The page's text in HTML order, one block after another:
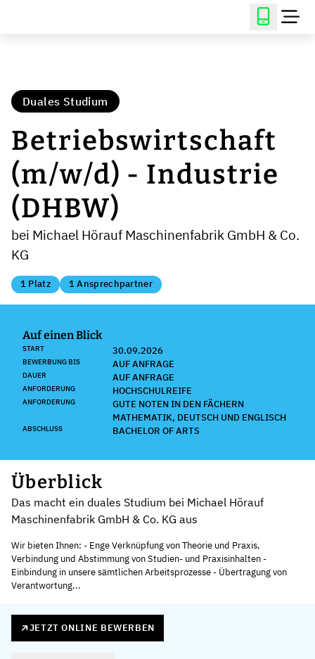
Duales Studium
Betriebswirtschaft
(m/w/d) - Industrie
(DHBW)
bei Michael Hörauf Maschinenfabrik GmbH & Co.
KG
1 Platz 1 Ansprechpartner
Auf einen Blick
START 30.09.2026
BEWERBUNG BIS AUF ANFRAGE
DAUER AUF ANFRAGE
ANFORDERUNG HOCHSCHULREIFE
ANFORDERUNG
GUTE NOTEN IN DEN FÄCHERN
MATHEMATIK, DEUTSCH UND ENGLISCH
ABSCHLUSS BACHELOR OF ARTS
Überblick
Das macht ein duales Studium bei Michael Hörauf
Maschinenfabrik GmbH & Co. KG aus
Wir bieten Ihnen: - Enge Verknüpfung von Theorie und Praxis,
Verbindung und Abstimmung von Studien- und Praxisinhalten -
Einbindung in unsere sämtlichen Arbeitsprozesse - Übertragung von
Verantwortung...
JETZT ONLINE BEWERBEN